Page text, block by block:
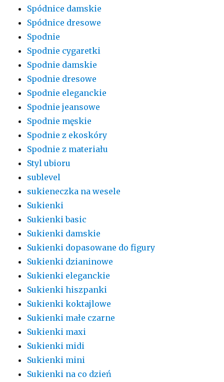
Spódnice damskie
Spódnice dresowe
Spodnie
Spodnie cygaretki
Spodnie damskie
Spodnie dresowe
Spodnie eleganckie
Spodnie jeansowe
Spodnie męskie
Spodnie z ekoskóry
Spodnie z materiału
Styl ubioru
sublevel
sukieneczka na wesele
Sukienki
Sukienki basic
Sukienki damskie
Sukienki dopasowane do figury
Sukienki dzianinowe
Sukienki eleganckie
Sukienki hiszpanki
Sukienki koktajlowe
Sukienki małe czarne
Sukienki maxi
Sukienki midi
Sukienki mini
Sukienki na co dzień